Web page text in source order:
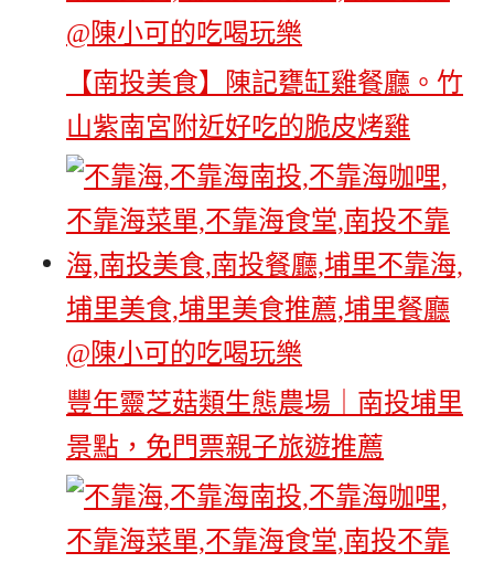
【南投美食】陳記甕缸雞餐廳。竹
山紫南宮附近好吃的脆皮烤雞
豐年靈芝菇類生態農場｜南投埔里
景點，免門票親子旅遊推薦